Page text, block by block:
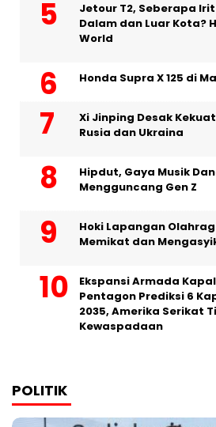
Jetour T2, Seberapa Irit
Dalam dan Luar Kota?
World
Honda Supra X 125 di
Xi Jinping Desak
Rusia dan Ukraina
Hipdut, Gaya Musik
Mengguncang Gen Z
Hoki Lapangan
Memikat dan
Ekspansi Armada
Pentagon Prediksi 6
2035, Amerika Serikat
Kewaspadaan
POLITIK